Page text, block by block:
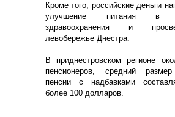
Кроме того, российские деньги
улучшение питания в
здравоохранения и
левобережье Днестра.
В приднестровском регионе
пенсионеров, средний размер
пенсии с надбавками
более 100 долларов.